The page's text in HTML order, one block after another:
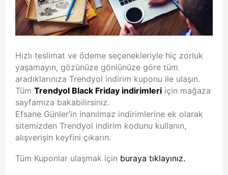
Hızlı teslimat ve ödeme seçenekleriyle hiç zorluk
yaşamayın, gözünüze gönlünüze göre tüm
aradıklarınıza Trendyol indirim kuponu ile ulaşın.
Tüm Trendyol Black Friday indirimleri için mağaza
sayfamıza bakabilirsiniz.
Efsane Günler’in inanılmaz indirimlerine ek olarak
sitemizden Trendyol indirim kodunu kullanın,
alışverişin keyfini çıkarın.
Tüm Kuponlar ulaşmak için buraya tıklayınız.